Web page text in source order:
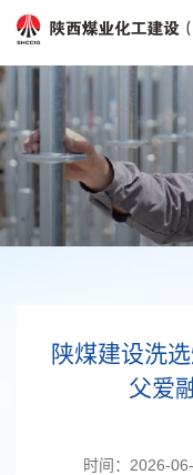
陕煤建设洗
父爱
时间： 2026-